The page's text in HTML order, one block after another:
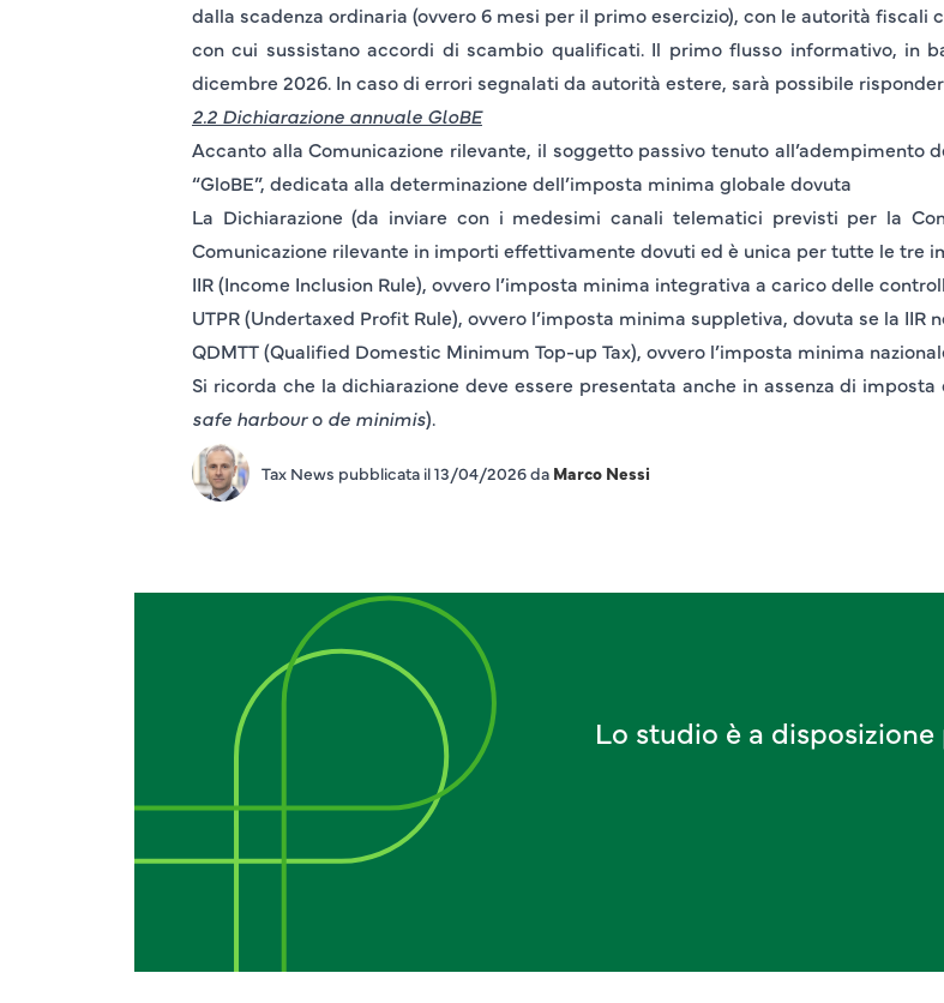
dalla scadenza ordinaria (ovvero 6 mesi per il primo esercizio), con le autorità
con cui sussistano accordi di scambio qualificati. Il primo flusso informativo, in
dicembre 2026. In caso di errori segnalati da autorità estere, sarà possibile
2.2 Dichiarazione annuale GloBE
Accanto alla Comunicazione rilevante, il soggetto passivo tenuto all’adempimento
“GloBE”, dedicata alla determinazione dell’imposta minima globale dovuta
La Dichiarazione (da inviare con i medesimi canali telematici previsti per la
Comunicazione rilevante in importi effettivamente dovuti ed è unica per tutte le tre
IIR (Income Inclusion Rule), ovvero l’imposta minima integrativa a carico delle
UTPR (Undertaxed Profit Rule), ovvero l’imposta minima suppletiva, dovuta se la IIR
QDMTT (Qualified Domestic Minimum Top-up Tax), ovvero l’imposta minima
Si ricorda che la dichiarazione deve essere presentata anche in assenza di
safe harbouro de minimis).
Tax News pubblicata il 13/04/2026 da Marco Nessi
Lo studio è a